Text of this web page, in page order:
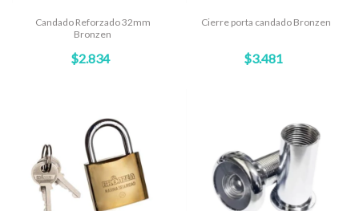
Candado Reforzado 32mm
Bronzen
$2.834
Cierre porta candado Bronzen
$3.481